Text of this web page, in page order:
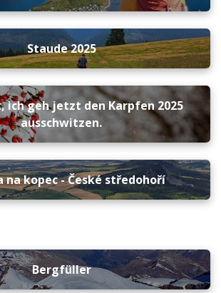
Staude 2025
ich geh jetzt den Karpfen 2025
ausschwitzen.
na kopec - České středohoří
Bergfüller